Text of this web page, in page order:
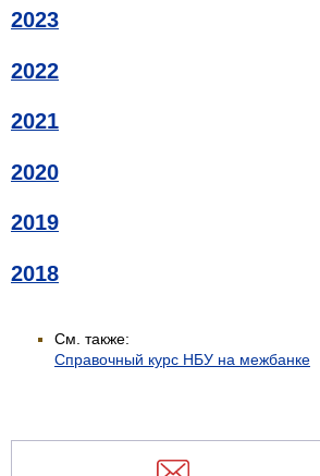
2023
2022
2021
2020
2019
2018
См. также:
Справочный курс НБУ на межбанке